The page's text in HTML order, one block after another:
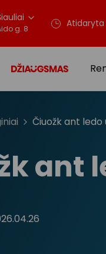
g. 8 Atidaryta
Čiuožk ant ledo
ant